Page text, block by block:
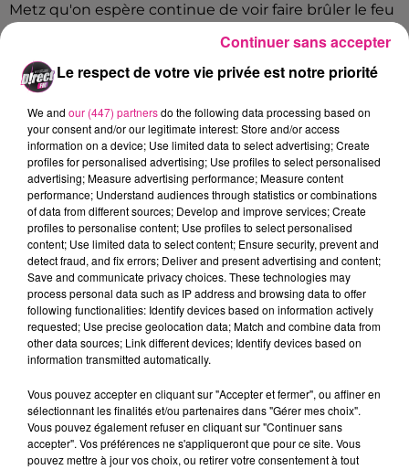
Metz qu'on espère continue de voir faire brûler le feu
FIL ACTUS
7 août 2026
Lorraine : une journée pas comme les autres au Parc animalier de...
6 août 2026
Metz : une distribution de lunette gratuite pour voir l’éclipse
5 août 2026
Casting de Woof : l'Euro-Métropole de Metz part à la recherche de...
4 août 2026
Officiel : Gauthier Hein quitte le FC Metz pour l'OGC Nice
4 août 2026
Officiel : le lac de Madine reporte son feu d’artifice
Le respect de votre vie privée est notre priorité
We and our (447) partnersdo the following data processing based on
your consent and/or our legitimate interest: Store and/or access
information on a device; Use limited data to select advertising; Create
profiles for personalised advertising; Use profiles to select personalised
advertising; Measure advertising performance; Measure content
performance; Understand audiences through statistics or combinations
of data from different sources; Develop and improve services; Create
profiles to personalise content; Use profiles to select personalised
content; Use limited data to select content; Ensure security, prevent and
detect fraud, and fix errors; Deliver and present advertising and content;
Save and communicate privacy choices. These technologies may
process personal data such as IP address and browsing data to offer
following functionalities: Identify devices based on information actively
requested; Use precise geolocation data; Match and combine data from
other data sources; Link different devices; Identify devices based on
information transmitted automatically.
Vous pouvez accepter en cliquant sur "Accepter et fermer", ou affiner en
sélectionnant les finalités et/ou partenaires dans "Gérer mes choix".
Vous pouvez également refuser en cliquant sur "Continuer sans
accepter". Vos préférences ne s'appliqueront que pour ce site. Vous
pouvez mettre à jour vos choix, ou retirer votre consentement à tout
Continuer sans accepter